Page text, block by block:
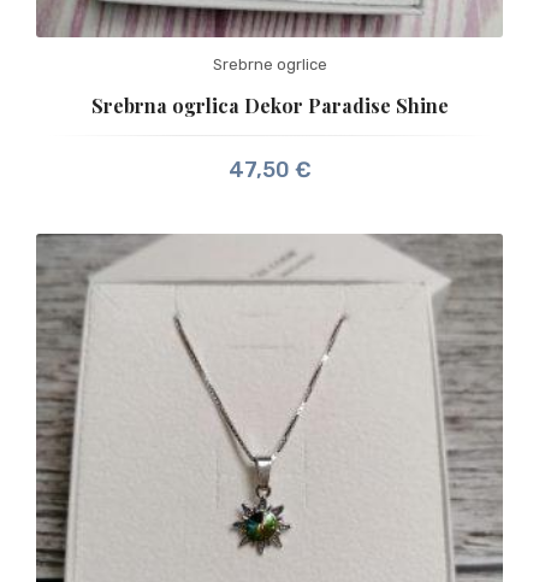
Srebrne ogrlice
Srebrna ogrlica Dekor Paradise Shine
47,50 €